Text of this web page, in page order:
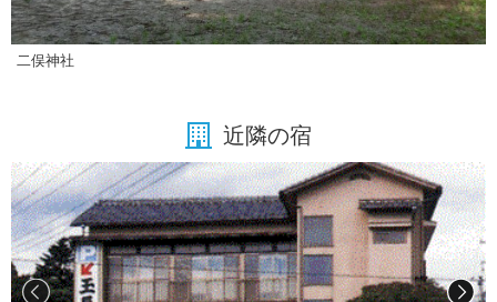
二俣神社
近隣の宿